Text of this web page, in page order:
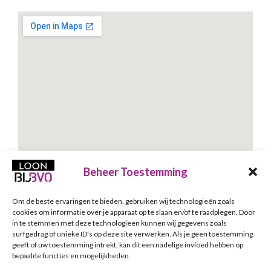
Beheer Toestemming
Om de beste ervaringen te bieden, gebruiken wij technologieën zoals
cookies om informatie over je apparaat op te slaan en/of te raadplegen. Door
in te stemmen met deze technologieën kunnen wij gegevens zoals
surfgedrag of unieke ID's op deze site verwerken. Als je geen toestemming
geeft of uw toestemming intrekt, kan dit een nadelige invloed hebben op
bepaalde functies en mogelijkheden.
Schrijf je in voor onze nieuwsbrief
Nieuwsbrief
E-mailadres*